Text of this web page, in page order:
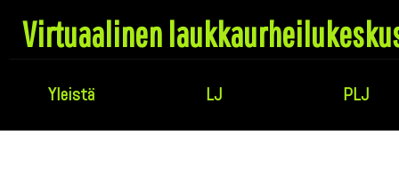
Virtuaalinen
Yleistä LJ PLJ